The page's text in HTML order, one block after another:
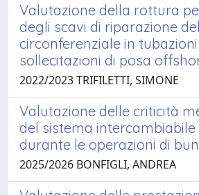
Valutazione della rottura
degli scavi di riparazione
circonferenziale in
sollecitazioni di posa
2022/2023 TRIFILETTI, SIMONE
Valutazione delle criticità
del sistema intercambiabile
durante le operazioni di
2025/2026 BONFIGLI, ANDREA